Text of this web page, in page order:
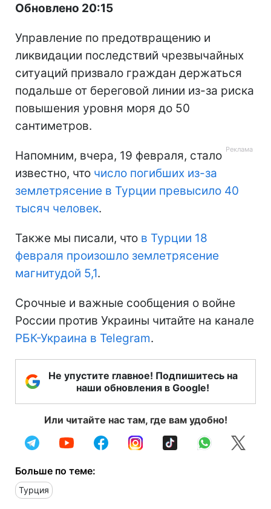
Обновлено 20:15
Управление по предотвращению и
ликвидации последствий чрезвычайных
ситуаций призвало граждан держаться
подальше от береговой линии из-за риска
повышения уровня моря до 50
сантиметров.
Напомним, вчера, 19 февраля, стало
известно, что число погибших из-за
землетрясение в Турции превысило 40
тысяч человек.
Также мы писали, что в Турции 18
февраля произошло землетрясение
магнитудой 5,1.
Срочные и важные сообщения о войне
России против Украины читайте на канале
РБК-Украина в Telegram.
Не упустите главное! Подпишитесь на
наши обновления в Google!
Или читайте нас там, где вам удобно!
Больше по теме:
Турция